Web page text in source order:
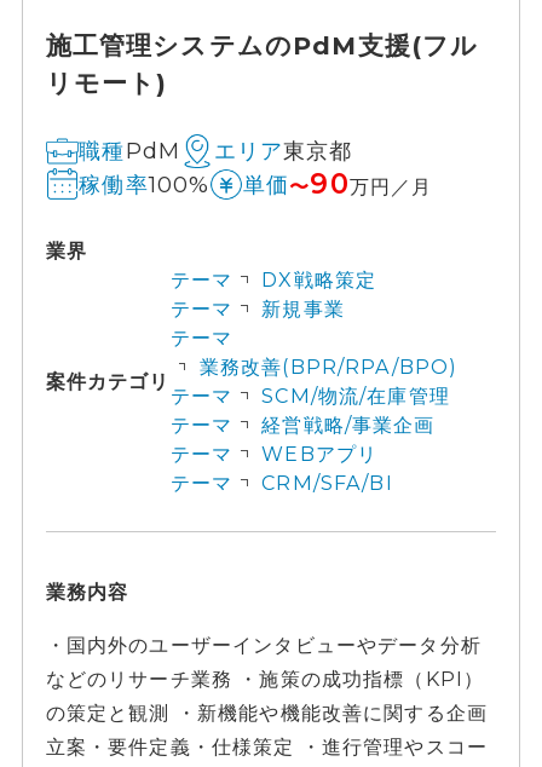
施工管理システムのPdM支援(フル
リモート)
職種PdM エリア東京都
稼働率100% 単価〜90万円／月
業界
案件カテゴリ
テーマ
DX戦略策定
テーマ
新規事業
テーマ
業務改善(BPR/RPA/BPO)
テーマ
SCM/物流/在庫管理
テーマ
経営戦略/事業企画
テーマ
WEBアプリ
テーマ
CRM/SFA/BI
業務内容
・国内外のユーザーインタビューやデータ分析
などのリサーチ業務 ・施策の成功指標（KPI）
の策定と観測 ・新機能や機能改善に関する企画
立案・要件定義・仕様策定 ・進行管理やスコー